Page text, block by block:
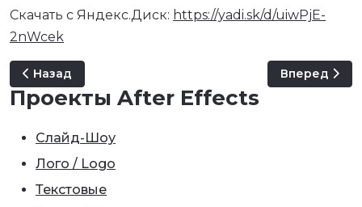
Скачать с Яндекс.Диск: https://yadi.sk/d/uiwPjE-
2nWcek
Предыдущий: AudioJungle 08
Назад Следующий:
Вперед
Проекты After Effects
Слайд-Шоу
Лого / Logo
Текстовые